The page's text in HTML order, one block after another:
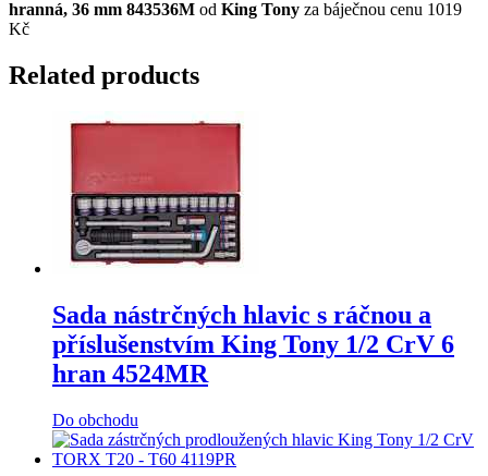
hranná, 36 mm 843536M od King Tony za báječnou cenu 1019
Kč
Related products
Sada nástrčných hlavic s ráčnou a
příslušenstvím King Tony 1/2 CrV 6
hran 4524MR
Do obchodu